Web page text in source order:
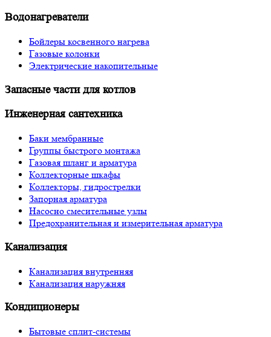
Водонагреватели
Бойлеры косвенного нагрева
Газовые колонки
Электрические накопительные
Запасные части для котлов
Инженерная сантехника
Баки мембранные
Группы быстрого монтажа
Газовая шланг и арматура
Коллекторные шкафы
Коллекторы, гидрострелки
Запорная арматура
Насосно смесительные узлы
Предохранительная и измерительная арматура
Канализация
Канализация внутренняя
Канализация наружняя
Кондиционеры
Бытовые сплит-системы